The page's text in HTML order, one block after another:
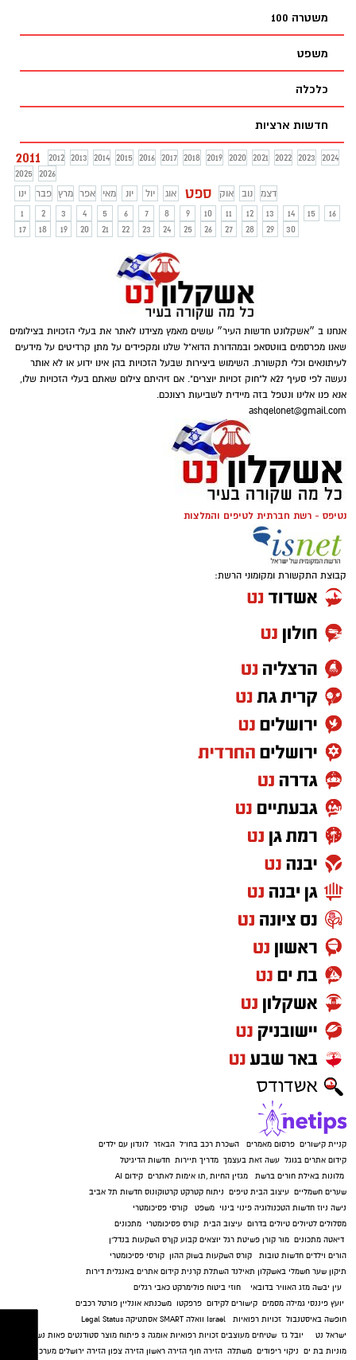
משטרה 100
משפט
כלכלה
חדשות ארציות
2011 2012 2013 2014 2015 2016 2017 2018 2019 2020 2021 2022 2023
2024
2025
2026
ינו
פבר מרץ אפר מאי יונ יול אוג ספט אוק נוב
דצמ
1
2 3 4 5 6 7 8 9 10 11 12 13 14 15
16
17
18 19 20 21 22 23 24 25 26 27 28 29 30
אנחנו ב ״אשקלונט חדשות העיר״ עושים מאמץ מצידנו לאתר את בעלי הזכויות בצילומים
שאנו מפרסמים בווטסאפ ובמהדורת הדוא"ל שלנו ומקפידים על מתן קרדיטים על מידעים
לעיתונאים וכלי תקשורת. השימוש ביצירות שבעל הזכויות בהן אינו ידוע או לא אותר
נעשה לפי סעיף 27א ל"חוק זכויות יוצרים". אם זיהיתם צילום שאתם בעלי הזכויות שלו,
אנא פנו אלינו ונטפל בזה מיידית לשביעות רצונכם.
ashqelonet@gmail.com
נטיפס - רשת חברתית לטיפים והמלצות
קבוצת התקשורת ומקומוני הרשת:
קניית קישורים פרסום מאמרים השכרת רכב בחו"ל הבאזר לונדון עם ילדים
קידום אתרים בגוגל עשה זאת בעצמך מדריך תיירות חדשות הדיגיטל
מלונות באילת חורים ברשת מגזין החיות ,תו אימות לאתרים קידום AI
שערים חשמליים עיצוב הבית טיפים ניתוח קטרקט קרטוקונוס חדשות תל אביב
נישה ניוז חדשות הטכנולוגיה פינוי בינוי משפט
קורסי פסיכומטרי
מסלולים לטיולים טיולים בדרום עיצוב הבית קורס פסיכומטרי מתכונים
דיאטה מתכונים מור קורן פשיטת רגל יוצאים קבוע קןרס השקעות בנדל"ן
הורים וילדים חדשות טובות קורס השקעות בשוק ההון קורסי פסיכומטרי
תיקון שער חשמלי באשקלון תאילנד השתלת קרנית קידום אתרים באנגלית דירות
עין יבשה מזג האוויר בדובאי חוזי ביטוח פולימרקט כאבי רגלים
יועץ פיננסי גמילה מסמים קישורים לקידום פרפקטו משכנתא אונליין פורטל רכבים
חופשה באיסטנבול זכויות רפואיות Israel וואלה SMART אסתטיקה Legal Status
ישראל נט
יובל גז שטיחים מעוצבים זכויות רפואיות אומגה 3 פיתוח מוצר סטודנטים פאות נשים
מוניות בת ים ניקוי ריפודים משתלה הזירה חוף הזירה ראשון הזירה צפון הזירה ירושלים מערכות